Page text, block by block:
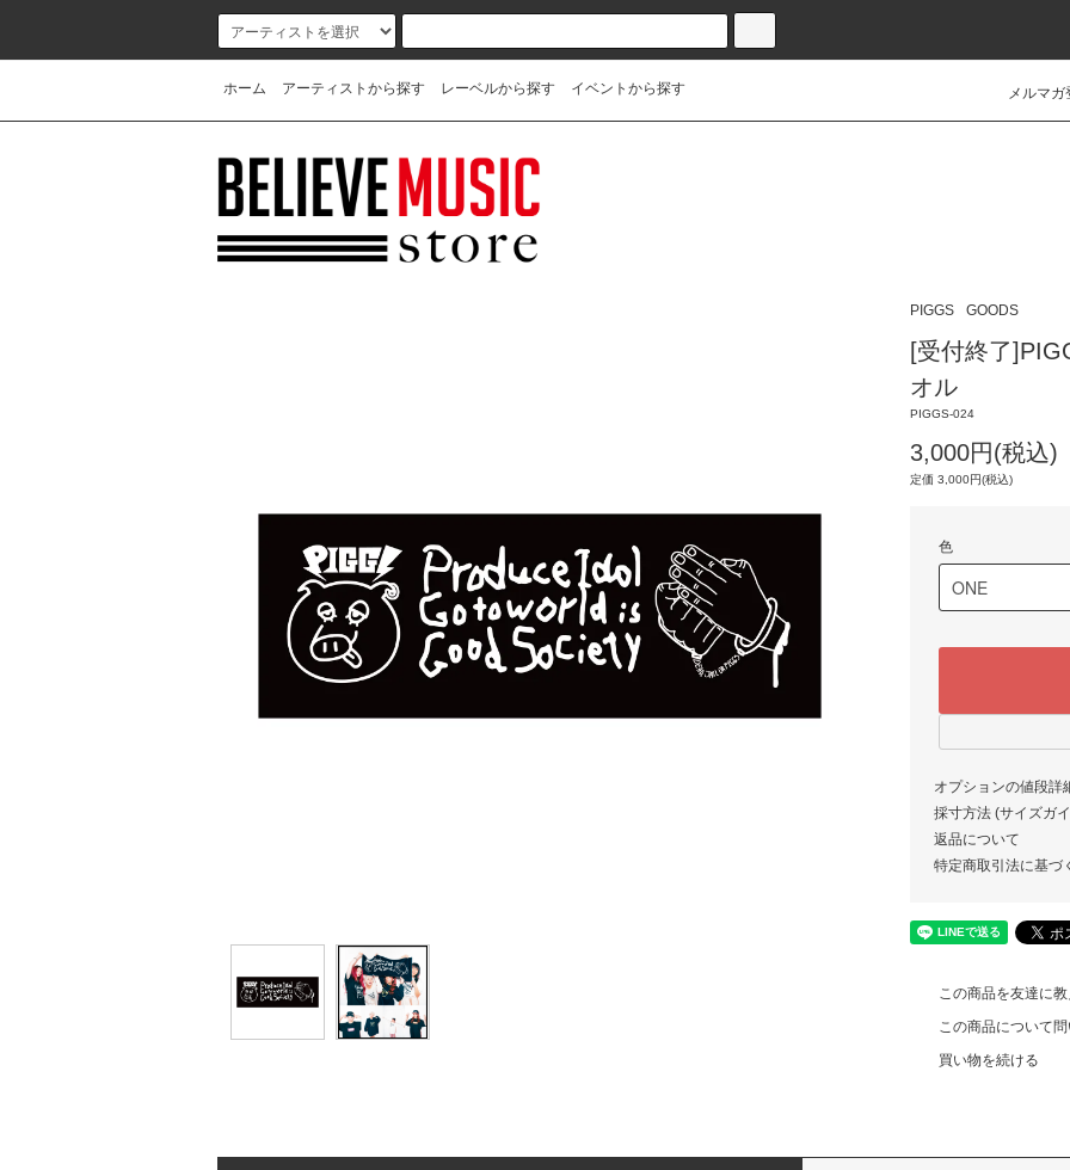
ホーム アーティストから探す レーベルから探す イベントから探す メルマ
PIGGS GOODS
[受付終了
オル
PIGGS-024
3,000円(税込)
定価 3,000円(税込)
色
オプションの値段詳
採寸方法 (サイズガ
返品について
特定商取引法に基づ
この商品を友達に
この商品について
買い物を続ける